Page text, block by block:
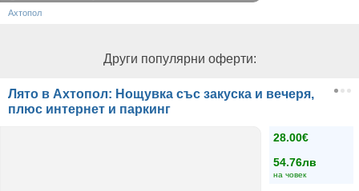
Ахтопол
Други популярни оферти:
Лято в Ахтопол: Нощувка със закуска и вечеря,
плюс интернет и паркинг
28.00€
54.76лв
на човек